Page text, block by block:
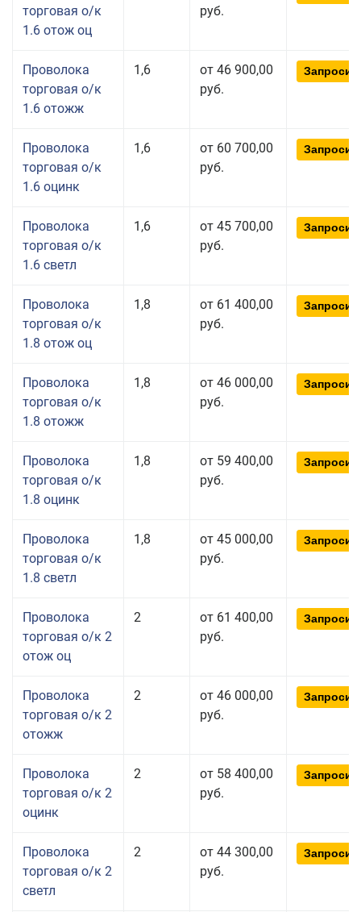
торговая о/к
1.6 отож оц
руб.
Проволока
торговая о/к
1.6 отожж
1,6
от 46 900,00
руб.
Проволока
торговая о/к
1.6 оцинк
1,6
от 60 700,00
руб.
Проволока
торговая о/к
1.6 светл
1,6
от 45 700,00
руб.
Проволока
торговая о/к
1.8 отож оц
1,8
от 61 400,00
руб.
Проволока
торговая о/к
1.8 отожж
1,8
от 46 000,00
руб.
Проволока
торговая о/к
1.8 оцинк
1,8
от 59 400,00
руб.
Проволока
торговая о/к
1.8 светл
1,8
от 45 000,00
руб.
Проволока
торговая о/к 2
отож оц
2
от 61 400,00
руб.
Проволока
торговая о/к 2
отожж
2
от 46 000,00
руб.
Проволока
торговая о/к 2
оцинк
2
от 58 400,00
руб.
Проволока
торговая о/к 2
светл
2
от 44 300,00
руб.